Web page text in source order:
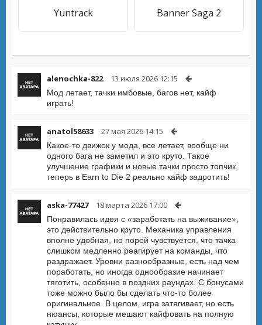
Yuntrack Banner Saga 2
alenochka-822 13 июля 2026 12:15
Мод летает, тачки имбовые, багов нет, кайф
играть!
anatol58633 27 мая 2026 14:15
Какое-то движок у мода, все летает, вообще ни
одного бага не заметил и это круто. Такое
улучшение графики и новые тачки просто топчик,
теперь в Earn to Die 2 реально кайф задротить!
aska-77427 18 марта 2026 17:00
Понравилась идея с «заработать на выживание»,
это действительно круто. Механика управления
вполне удобная, но порой чувствуется, что тачка
слишком медленно реагирует на команды, что
раздражает. Уровни разнообразные, есть над чем
поработать, но иногда однообразие начинает
тяготить, особенно в поздних раундах. С бонусами
тоже можно было бы сделать что-то более
оригинальное. В целом, игра затягивает, но есть
нюансы, которые мешают кайфовать на полную